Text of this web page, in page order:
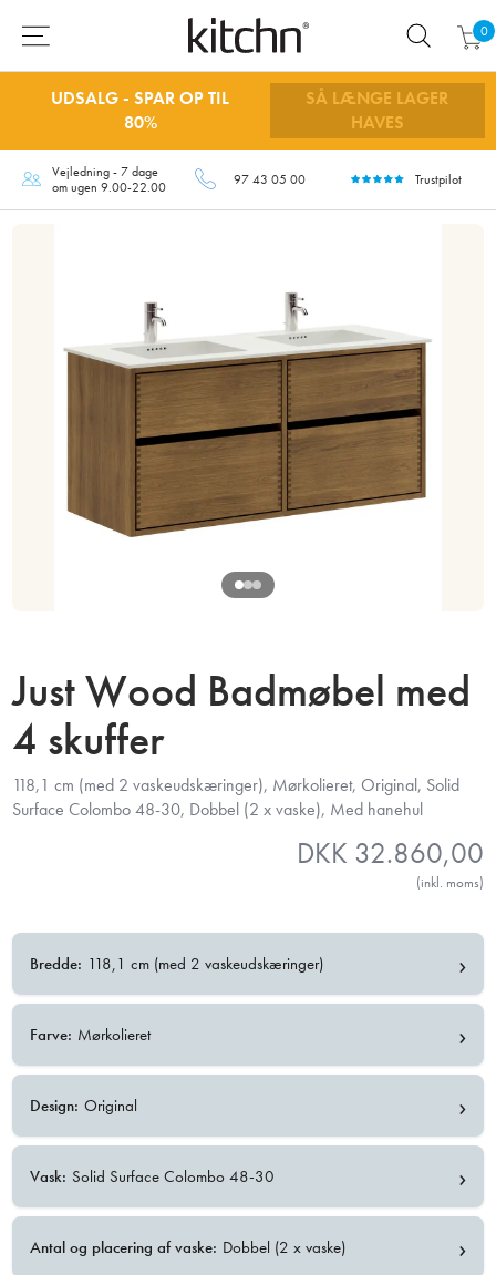
0
UDSALG - SPAR OP TIL
80%
SÅ LÆNGE LAGER
HAVES
Vejledning - 7 dage
om ugen 9.00-22.00
97 43 05 00 Trustpilot
Just Wood Badmøbel med
4 skuffer
118,1 cm (med 2 vaskeudskæringer), Mørkolieret, Original, Solid
Surface Colombo 48-30, Dobbel (2 x vaske), Med hanehul
DKK 32.860,00
(inkl. moms)
Bredde: 118,1 cm (med 2 vaskeudskæringer) ›
Farve: Mørkolieret ›
Design: Original ›
Vask: Solid Surface Colombo 48-30 ›
Antal og placering af vaske: Dobbel (2 x vaske) ›